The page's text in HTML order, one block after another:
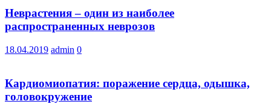
Неврастения – один из наиболее
распространенных неврозов
18.04.2019 admin 0
Кардиомиопатия: поражение сердца, одышка,
головокружение